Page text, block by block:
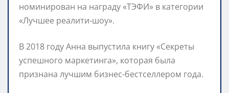
номинирован на награду «ТЭФИ» в категории
«Лучшее реалити-шоу».
В 2018 году Анна выпустила книгу «Секреты
успешного маркетинга», которая была
признана лучшим бизнес-бестселлером года.